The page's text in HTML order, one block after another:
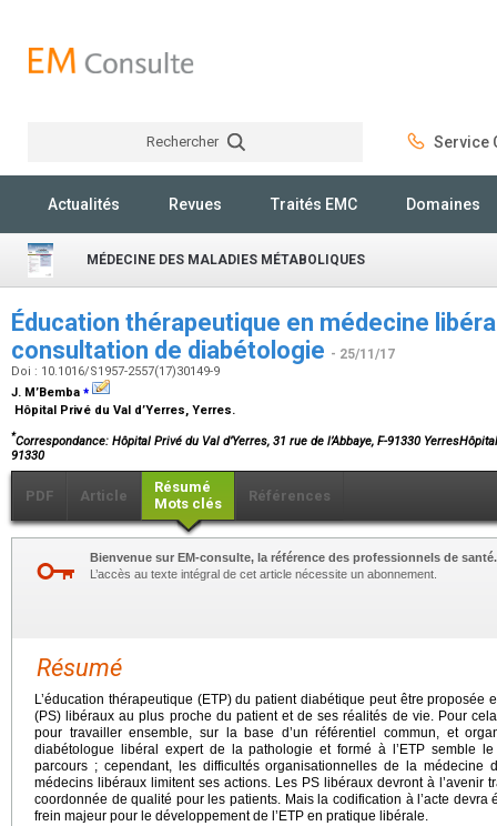
Rechercher Service
Actualités Revues Traités EMC Domaines
MÉDECINE DES MALADIES MÉTABOLIQUES
Éducation thérapeutique en médecine
consultation de diabétologie - 25/11/17
Doi : 10.1016/S1957-2557(17)30149-9
J. M’Bemba ⁎
Hôpital Privé du Val d’Yerres, Yerres.
*Correspondance: Hôpital Privé du Val d’Yerres, 31 rue de l’Abbaye, F-91330
91330
PDF Article
Résumé
Mots clés
Références
Bienvenue sur EM-consulte, la référence des professionnels de santé.
L’accès au texte intégral de cet article nécessite un abonnement.
Résumé
L’éducation thérapeutique (ETP) du patient diabétique peut être
(PS) libéraux au plus proche du patient et de ses réalités de vie. Pour
pour travailler ensemble, sur la base d’un référentiel commun, et
diabétologue libéral expert de la pathologie et formé à l’ETP semble
parcours ; cependant, les difficultés organisationnelles de la
médecins libéraux limitent ses actions. Les PS libéraux devront à l’avenir
coordonnée de qualité pour les patients. Mais la codification à l’acte
frein majeur pour le développement de l’ETP en pratique libérale.